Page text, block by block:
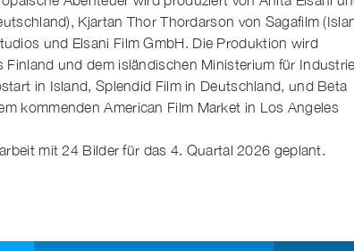
Kjartan Thor Thordarson von Sagafilm
und Elsani Film GmbH. Die Produktion wird
und dem isländischen Ministerium für Industrie
in Island, Splendid Film in Deutschland, und Beta
kommenden American Film Market in Los Angeles
mit 24 Bilder für das 4. Quartal 2026 geplant.